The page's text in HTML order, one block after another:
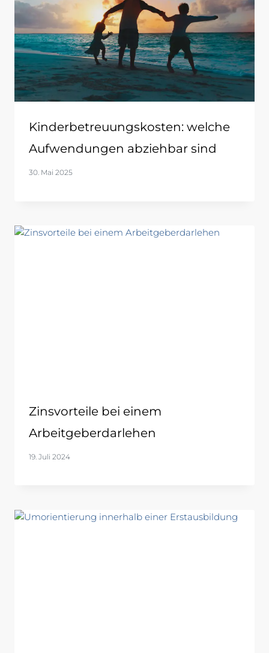
Kinderbetreuungskosten: welche
Aufwendungen abziehbar sind
30. Mai 2025
Zinsvorteile bei einem
Arbeitgeberdarlehen
19. Juli 2024